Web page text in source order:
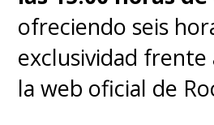
ofreciendo seis
exclusividad frente
la web oficial de